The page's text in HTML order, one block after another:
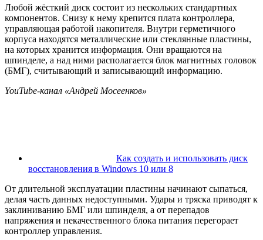
Любой жёсткий диск состоит из нескольких стандартных
компонентов. Снизу к нему крепится плата контроллера,
управляющая работой накопителя. Внутри герметичного
корпуса находятся металлические или стеклянные пластины,
на которых хранится информация. Они вращаются на
шпинделе, а над ними располагается блок магнитных головок
(БМГ), считывающий и записывающий информацию.
YouTube-канал «Андрей Мосеенков»
Как создать и использовать диск
восстановления в Windows 10 или 8
От длительной эксплуатации пластины начинают сыпаться,
делая часть данных недоступными. Удары и тряска приводят к
заклиниванию БМГ или шпинделя, а от перепадов
напряжения и некачественного блока питания перегорает
контроллер управления.